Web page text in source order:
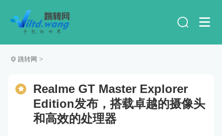
跳转网 >
Realme GT Master Explorer
Edition发布，搭载卓越的摄像头
和高效的处理器